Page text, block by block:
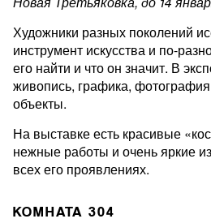
Художники разных поколений
инструмент искусства и по-
его найти и что он значит. В
живопись, графика,
объекты.
На выставке есть красивые
нежные работы и очень яркие
всех его проявлениях.
КОМНАТА 304